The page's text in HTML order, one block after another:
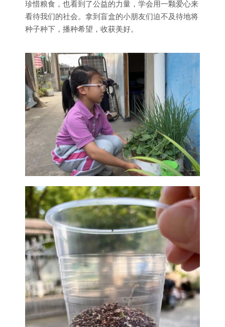
珍惜粮食，也看到了公益的力量，学会用一颗爱心来
看待我们的社会。拿到盲盒的小朋友们迫不及待地将
种子种下，播种希望，收获美好。